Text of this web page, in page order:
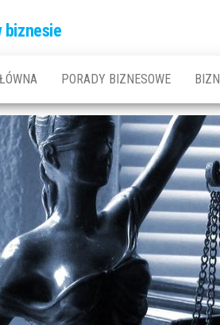
biznesie
PORADY BIZNESOWE